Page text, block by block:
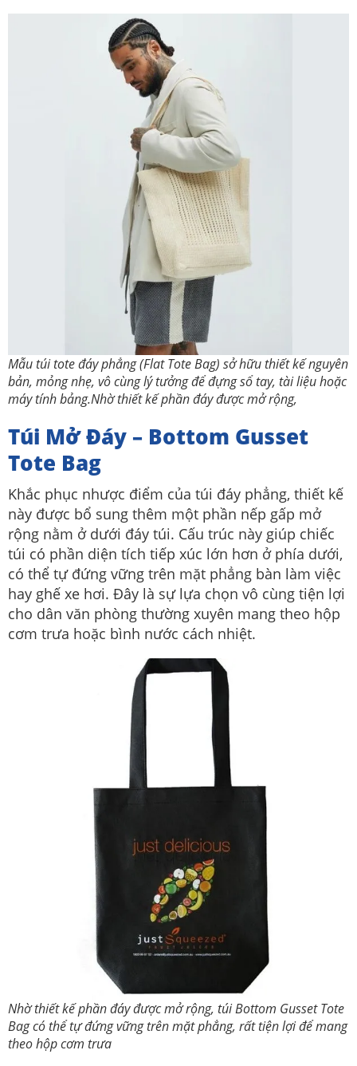
Mẫu túi tote đáy phẳng (Flat Tote Bag) sở hữu thiết kế nguyên
bản, mỏng nhẹ, vô cùng lý tưởng để đựng sổ tay, tài liệu hoặc
máy tính bảng.Nhờ thiết kế phần đáy được mở rộng,
Túi Mở Đáy – Bottom Gusset
Tote Bag
Khắc phục nhược điểm của túi đáy phẳng, thiết kế
này được bổ sung thêm một phần nếp gấp mở
rộng nằm ở dưới đáy túi. Cấu trúc này giúp chiếc
túi có phần diện tích tiếp xúc lớn hơn ở phía dưới,
có thể tự đứng vững trên mặt phẳng bàn làm việc
hay ghế xe hơi. Đây là sự lựa chọn vô cùng tiện lợi
cho dân văn phòng thường xuyên mang theo hộp
cơm trưa hoặc bình nước cách nhiệt.
Nhờ thiết kế phần đáy được mở rộng, túi Bottom Gusset Tote
Bag có thể tự đứng vững trên mặt phẳng, rất tiện lợi để mang
theo hộp cơm trưa